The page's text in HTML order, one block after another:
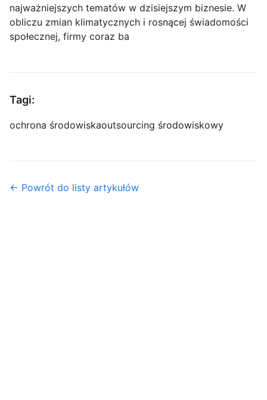
najważniejszych tematów w dzisiejszym biznesie. W
obliczu zmian klimatycznych i rosnącej świadomości
społecznej, firmy coraz ba
Tagi:
ochrona środowiskaoutsourcing środowiskowy
← Powrót do listy artykułów